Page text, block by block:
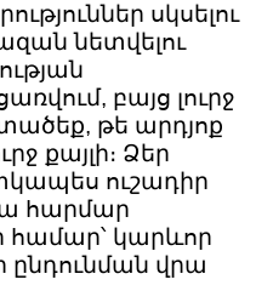
սկսելու
նետվելու
բայց լուրջ
թե արդյոք
քայլի։ Ձեր
ուշադիր
հարմար
համար՝ կարևոր
ընդունման վրա